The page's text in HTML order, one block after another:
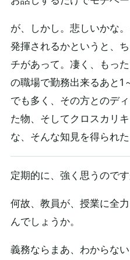
が、しかし。悲しいかな
発揮されるかというと、
チがあって。凄く、もっ
の職場で勤務出来るあと1
でも多く、その方とのデ
た物、そしてクロスカリ
な、そんな知見を得られた
定期的に、強く思うのです
何故、教員が、授業に全
んでしょうか。
義務ならまあ、わからな